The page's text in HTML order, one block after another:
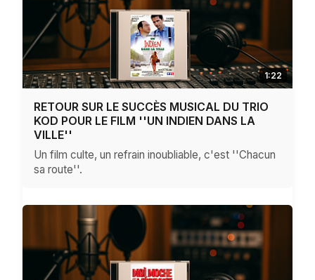
1:22
RETOUR SUR LE SUCCÈS MUSICAL DU TRIO
KOD POUR LE FILM ''UN INDIEN DANS LA
VILLE''
Un film culte, un refrain inoubliable, c'est ''Chacun
sa route''.